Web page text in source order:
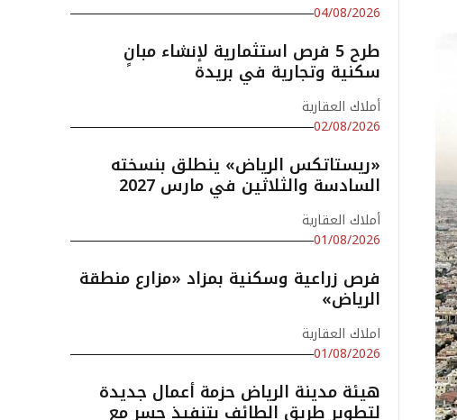
04/08/2026
طرح 5 فرص استثمارية لإنشاء مبانٍ
سكنية وتجارية في بريدة
أملاك العقارية
02/08/2026
«ريستاتكس الرياض» ينطلق بنسخته
السادسة والثلاثين في مارس 2027
أملاك العقارية
01/08/2026
فرص زراعية وسكنية بمزاد «مزارع منطقة
الرياض»
املاك العقارية
01/08/2026
هيئة مدينة الرياض حزمة أعمال جديدة
لتطوير طريق الطائف بتنفيذ جسر مع